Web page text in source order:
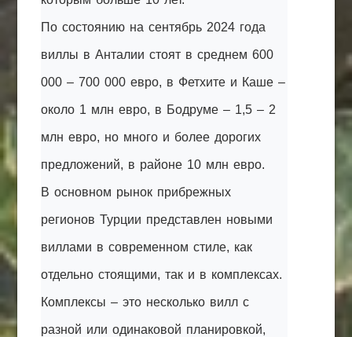
По состоянию на сентябрь 2024 года
виллы в Анталии стоят в среднем 600
000 – 700 000 евро, в Фетхите и Каше –
около 1 млн евро, в Бодруме – 1,5 – 2
млн евро, но много и более дорогих
предложений, в районе 10 млн евро.
В основном рынок прибрежных
регионов Турции представлен новыми
виллами в современном стиле, как
отдельно стоящими, так и в комплексах.
Комплексы – это несколько вилл с
разной или одинаковой планировкой,